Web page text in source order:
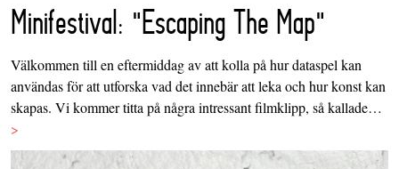
Minifestival: "Escaping The Map"
Välkommen till en eftermiddag av att kolla på hur dataspel kan
användas för att utforska vad det innebär att leka och hur konst kan
skapas. Vi kommer titta på några intressant filmklipp, så kallade…
>